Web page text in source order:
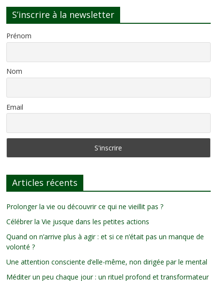
S’inscrire à la newsletter
Prénom
Nom
Email
Articles récents
Prolonger la vie ou découvrir ce qui ne vieillit pas ?
Célébrer la Vie jusque dans les petites actions
Quand on n’arrive plus à agir : et si ce n’était pas un manque de
volonté ?
Une attention consciente d’elle-même, non dirigée par le mental
Méditer un peu chaque jour : un rituel profond et transformateur